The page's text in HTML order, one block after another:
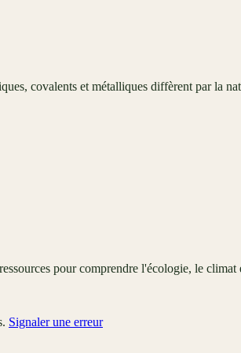
covalents et métalliques diffèrent par la
pour comprendre l'écologie, le climat
Signaler une erreur